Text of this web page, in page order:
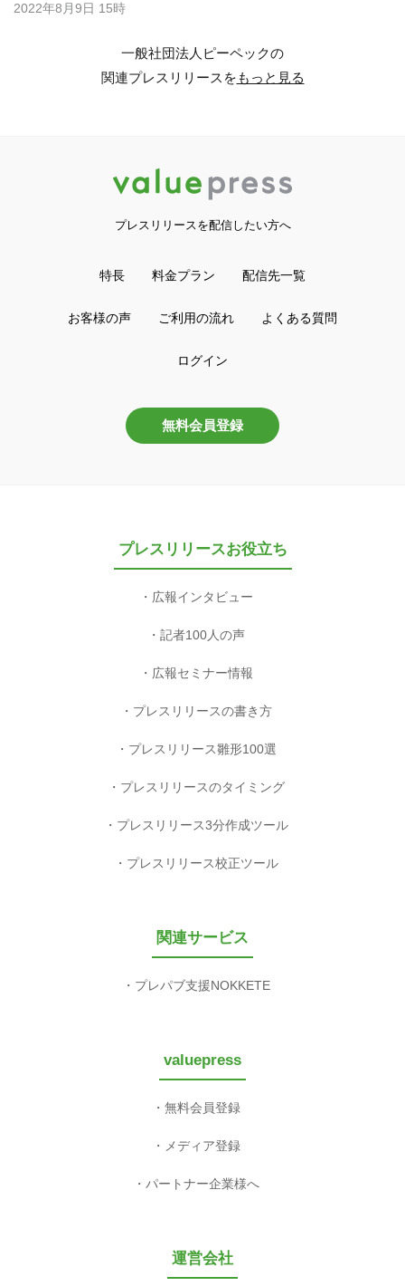
2022年8月9日 15時
一般社団法人ピーペックの
関連プレスリリースをもっと見る
プレスリリースを配信したい方へ
特長 料金プラン 配信先一覧
お客様の声 ご利用の流れ よくある質問
ログイン
無料会員登録
プレスリリースお役立ち
広報インタビュー
記者100人の声
広報セミナー情報
プレスリリースの書き方
プレスリリース雛形100選
プレスリリースのタイミング
プレスリリース3分作成ツール
プレスリリース校正ツール
関連サービス
プレパブ支援NOKKETE
valuepress
無料会員登録
メディア登録
パートナー企業様へ
運営会社